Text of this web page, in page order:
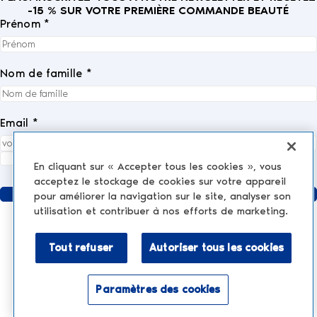
-15 % SUR VOTRE PREMIÈRE COMMANDE BEAUTÉ
Prénom *
Nom de famille *
Email *
Envoyer
MÉDECINE ESTHÉTIQUE
Injections et produits de comblement
AESTHETIC TREATMENTS
Activer le mode accessibilité
En cliquant sur « Accepter tous les cookies », vous
acceptez le stockage de cookies sur votre appareil
pour améliorer la navigation sur le site, analyser son
utilisation et contribuer à nos efforts de marketing.
Tout refuser Autoriser tous les cookies
Paramètres des cookies